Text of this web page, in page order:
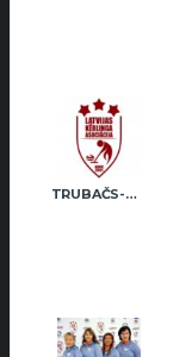
TRUBAČS-BOGINSKA